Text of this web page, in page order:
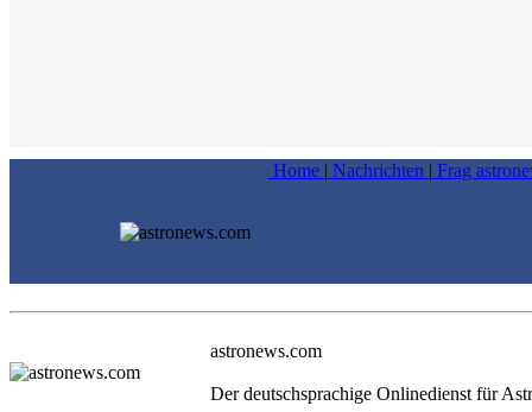
Home | Nachrichten | Frag
astronews.com
Der deutschsprachige Onlinedienst für